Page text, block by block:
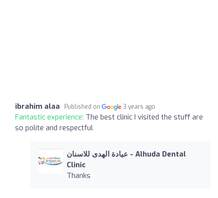
ibrahim alaa Published on 3 years ago
Fantastic experience: The best clinic I visited the stuff are
so polite and respectful
عيادة الهدى للاسنان - Alhuda Dental
Clinic
Thanks